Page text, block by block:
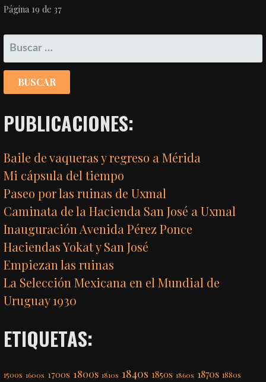
NAVEGACIÓN
POR
ENTRADA
Página 19 de 37
BUSCAR:
PUBLICACIONES:
Baile de vaqueras y regreso a Mérida
Mi cápsula del tiempo
Paseo por las ruinas de Uxmal
Caminata de la Hacienda San José a Uxmal
Inauguración Avenida Pérez Ponce
Haciendas Yokat y San José
Empiezan las ruinas
La Selección Mexicana en el Mundial de
Uruguay 1930
ETIQUETAS:
1500s 1600s 1700s 1800s 1810s 1840s 1850s 1860s 1870s 1880s